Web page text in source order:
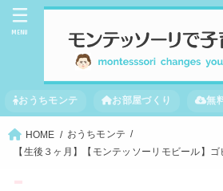
おうちモンテ お部屋づくり 無
MENU
HOME
おうちモンテ
【生後３ヶ月】【モンテッソーリモビール】